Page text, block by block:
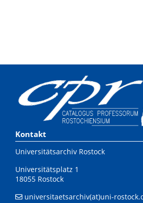
Kontakt
Universitätsarchiv Rostock
Universitätsplatz 1
18055 Rostock
universitaetsarchiv(at)uni-